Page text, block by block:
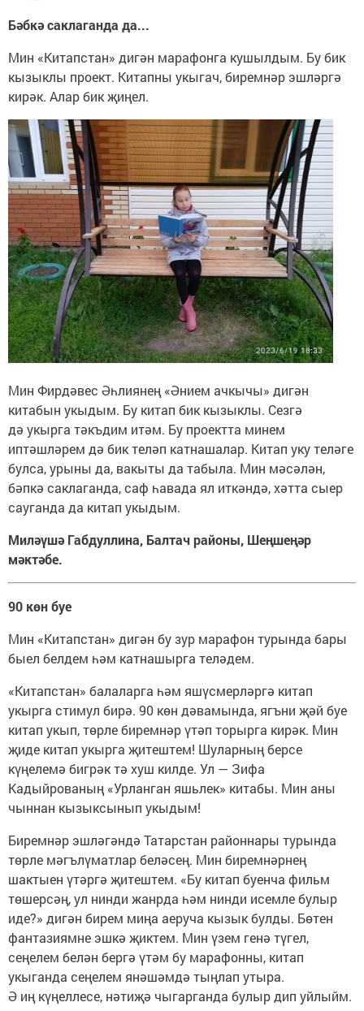
Бәбкә саклаганда да...
Мин «Китапстан» дигән марафонга кушылдым. Бу бик
кызыклы проект. Китапны укыгач, биремнәр эшләргә
кирәк. Алар бик җиңел.
Мин Фирдәвес Әһлиянең «Әнием ачкычы» дигән
китабын укыдым. Бу китап бик кызыклы. Сезгә
дә укырга тәкъдим итәм. Бу проектта минем
иптәшләрем дә бик теләп катнашалар. Китап уку теләге
булса, урыны да, вакыты да табыла. Мин мәсәлән,
бәпкә саклаганда, саф һавада ял иткәндә, хәтта сыер
сауганда да китап укыдым.
Миләүшә Габдуллина, Балтач районы, Шеңшеңәр
мәктәбе.
90 көн буе
Мин «Китапстан» дигән бу зур марафон турында бары
быел белдем һәм катнашырга теләдем.
«Китапстан» балаларга һәм яшүсмерләргә китап
укырга стимул бирә. 90 көн дәвамында, ягъни җәй буе
китап укып, төрле биремнәр үтәп торырга кирәк. Мин
җиде китап укырга җитештем! Шуларның берсе
күңелемә бигрәк тә хуш килде. Ул — Зифа
Кадыйрованың «Урланган яшьлек» китабы. Мин аны
чыннан кызыксынып укыдым!
Биремнәр эшләгәндә Татарстан районнары турында
төрле мәгълүматлар беләсең. Мин биремнәрнең
шактыен үтәргә җитештем. «Бу китап буенча фильм
төшерсәң, ул нинди жанрда һәм нинди исемле булыр
иде?» дигән бирем миңа аеруча кызык булды. Бөтен
фантазиямне эшкә җиктем. Мин үзем генә түгел,
сеңелем белән бергә үтәм бу марафонны, китап
укыганда сеңелем янәшәмдә тыңлап утыра.
Ә иң күңеллесе, нәтиҗә чыгарганда булыр дип уйлыйм.